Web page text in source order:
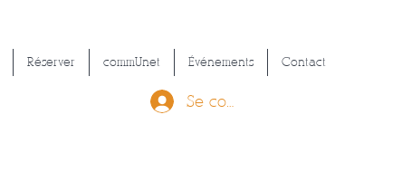
Réserver commUnet Événements Contact
Se connecter